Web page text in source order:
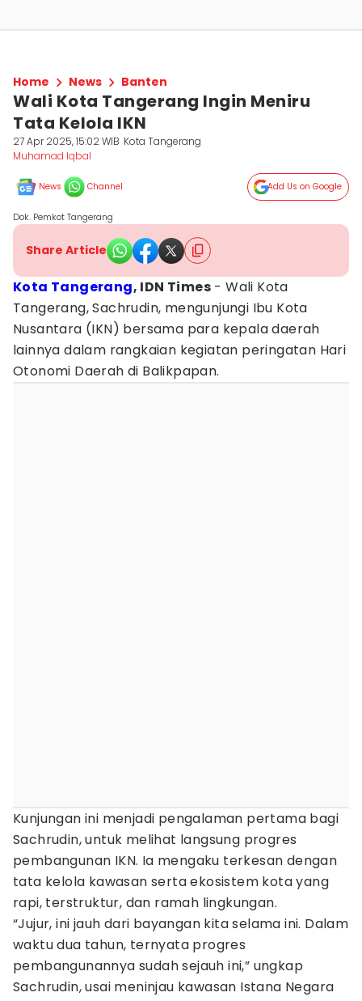
Home News Banten
Wali Kota Tangerang Ingin Meniru
Tata Kelola IKN
27 Apr 2025, 15:02 WIB Kota Tangerang
Muhamad Iqbal
News Channel Add Us on Google
Dok. Pemkot Tangerang
Share Article
Kota Tangerang, IDN Times - Wali Kota
Tangerang, Sachrudin, mengunjungi Ibu Kota
Nusantara (IKN) bersama para kepala daerah
lainnya dalam rangkaian kegiatan peringatan Hari
Otonomi Daerah di Balikpapan.
Kunjungan ini menjadi pengalaman pertama bagi
Sachrudin, untuk melihat langsung progres
pembangunan IKN. Ia mengaku terkesan dengan
tata kelola kawasan serta ekosistem kota yang
rapi, terstruktur, dan ramah lingkungan.
“Jujur, ini jauh dari bayangan kita selama ini. Dalam
waktu dua tahun, ternyata progres
pembangunannya sudah sejauh ini,” ungkap
Sachrudin, usai meninjau kawasan Istana Negara